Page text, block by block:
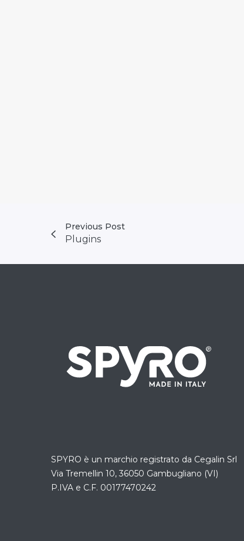
Previous Post
Plugins
SPYRO è un marchio registrato da Cegalin Srl
Via Tremellin 10, 36050 Gambugliano (VI)
P.IVA e C.F. 00177470242